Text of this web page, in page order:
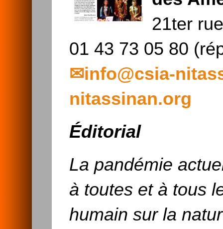
21ter
01 43 73 05 80
info@csia-
nitassinan.org
Éditorial
La pandémie
à toutes et à tous
humain sur la